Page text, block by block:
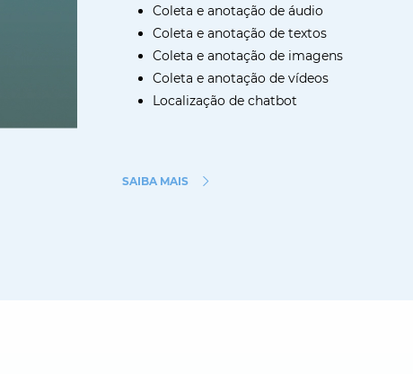
Coleta e anotação de áudio
Coleta e anotação de textos
Coleta e anotação de imagens
Coleta e anotação de vídeos
Localização de chatbot
SAIBA MAIS